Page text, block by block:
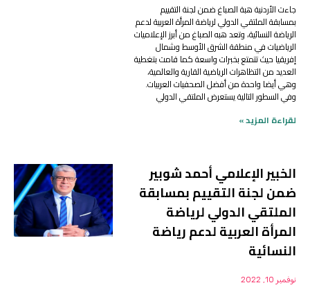
جاءت الأردنية هبة الصباغ ضمن لجنة التقييم
بمسابقة الملتقي الدولي لرياضة المرأة العربية لدعم
الرياضة النسائية، وتعد هبه الصباغ من أبرز الإعلاميات
الرياضيات في منطقة الشرق الأوسط وشمال
إفريقيا حيث تتمتع بخبرات واسعة كما قامت بتغطية
العديد من التظاهرات الرياضية القارية والعالمية،
وهي أيضا واحدة من أفضل الصحفيات العربيات.
وفي السطور التالية يستعرض الملتقي الدولي
لقراءة المزيد »
الخبير الإعلامي أحمد شوبير
ضمن لجنة التقييم بمسابقة
الملتقي الدولي لرياضة
المرأة العربية لدعم رياضة
النسائية
نوفمبر 10, 2022